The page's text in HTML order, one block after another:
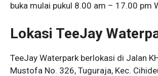
buka mulai pukul 8.00 am – 17.00 pm
Lokasi TeeJay
TeeJay Waterpark berlokasi di Jalan
Mustofa No. 326, Tuguraja, Kec.